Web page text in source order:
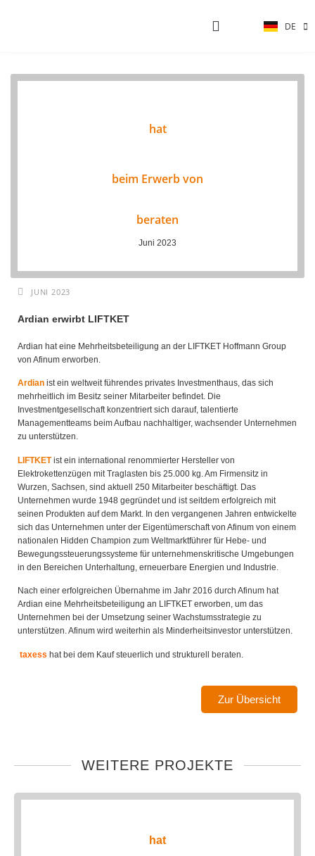
DE
EN
hat
beim Erwerb von
beraten
Juni 2023
JUNI 2023
Ardian erwirbt LIFTKET
Ardian hat eine Mehrheitsbeteiligung an der LIFTKET Hoffmann Group
von Afinum erworben.
Ardian ist ein weltweit führendes privates Investmenthaus, das sich
mehrheitlich im Besitz seiner Mitarbeiter befindet. Die
Investmentgesellschaft konzentriert sich darauf, talentierte
Managementteams beim Aufbau nachhaltiger, wachsender Unternehmen
zu unterstützen.
LIFTKETist ein international renommierter Hersteller von
Elektrokettenzügen mit Traglasten bis 25.000 kg. Am Firmensitz in
Wurzen, Sachsen, sind aktuell 250 Mitarbeiter beschäftigt. Das
Unternehmen wurde 1948 gegründet und ist seitdem erfolgreich mit
seinen Produkten auf dem Markt. In den vergangenen Jahren entwickelte
sich das Unternehmen unter der Eigentümerschaft von Afinum von einem
nationalen Hidden Champion zum Weltmarktführer für Hebe- und
Bewegungssteuerungssysteme für unternehmenskritische Umgebungen
in den Bereichen Unterhaltung, erneuerbare Energien und Industrie.
Nach einer erfolgreichen Übernahme im Jahr 2016 durch Afinum hat
Ardian eine Mehrheitsbeteiligung an LIFTKET erworben, um das
Unternehmen bei der Umsetzung seiner Wachstumsstrategie zu
unterstützen. Afinum wird weiterhin als Minderheitsinvestor unterstützen.
taxess hat bei dem Kauf steuerlich und strukturell beraten.
Zur Übersicht
WEITERE PROJEKTE
hat